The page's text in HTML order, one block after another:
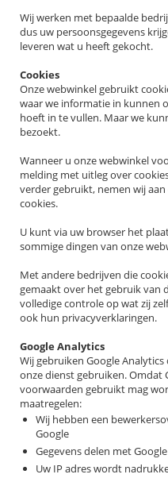
Wij werken met bepaalde
dus uw persoonsgegevens
leveren wat u heeft gekocht.
Cookies
Onze webwinkel gebruikt
waar we informatie in kunnen
hoeft in te vullen. Maar we
bezoekt.
Wanneer u onze webwinkel
melding met uitleg over
verder gebruikt, nemen wij
cookies.
U kunt via uw browser het
sommige dingen van onze
Met andere bedrijven die
gemaakt over het gebruik van
volledige controle op wat zij
ook hun privacyverklaringen.
Google Analytics
Wij gebruiken Google
onze dienst gebruiken. Omdat
voorwaarden gebruikt mag
maatregelen:
Wij hebben een
Google
Gegevens delen met
Uw IP adres wordt